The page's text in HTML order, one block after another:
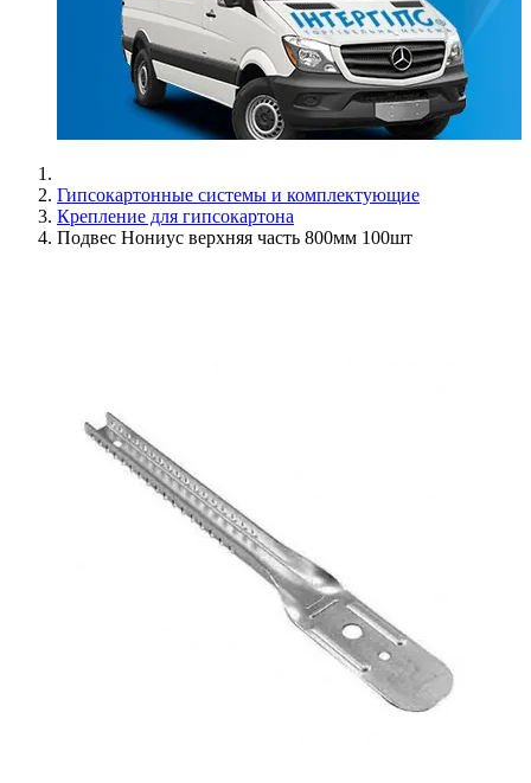
Гипсокартонные системы и комплектующие
Крепление для гипсокартона
Подвес Нониус верхняя часть 800мм 100шт